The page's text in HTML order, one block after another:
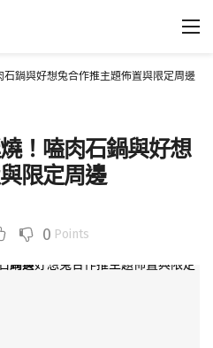
鍋與好想兔合作推主題佈置與限定周邊
！嗑肉石鍋與好想
限定周邊
0 Points